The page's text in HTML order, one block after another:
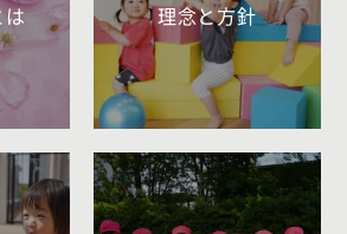
は 理念と方針